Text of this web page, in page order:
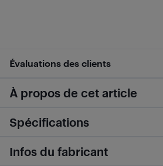
Évaluations des clients
À propos de cet article
Spécifications
Infos du fabricant